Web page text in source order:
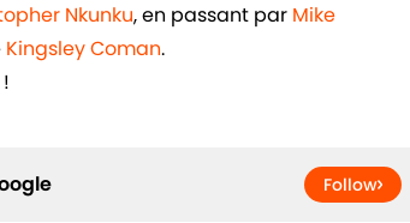
Nkunku, en passant par Mike
Kingsley Coman.
!
Follow